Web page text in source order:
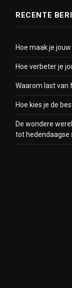
RECENTE
Hoe maak je
Hoe verbeter je
Waarom last van
Hoe kies je de
De wondere
tot hedendaagse